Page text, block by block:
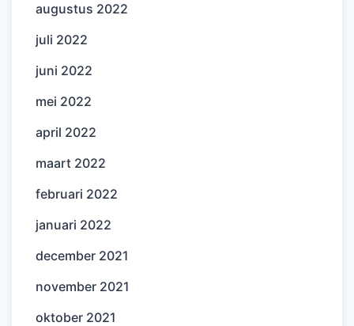
augustus 2022
juli 2022
juni 2022
mei 2022
april 2022
maart 2022
februari 2022
januari 2022
december 2021
november 2021
oktober 2021